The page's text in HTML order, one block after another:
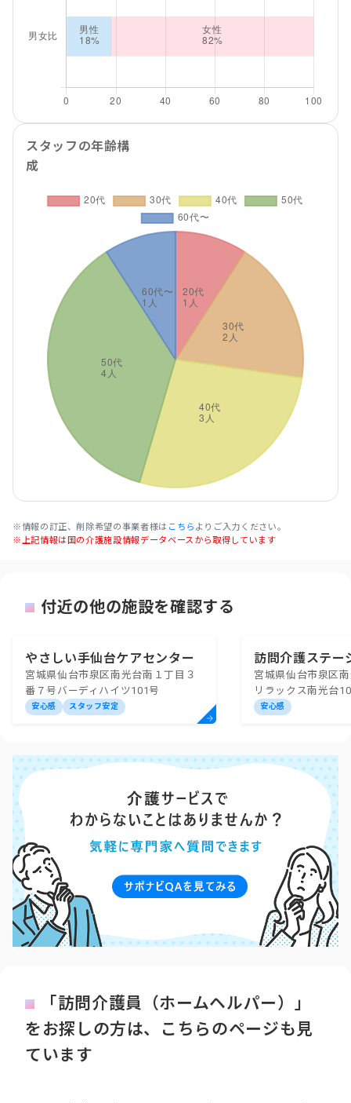
スタッフの年齢構
成
※情報の訂正、削除希望の事業者様は こちら よりご入力ください。
※上記情報は国の介護施設情報データベースから取得しています
付近の他の施設を確認する
やさしい手仙台ケアセンター
南光台
宮城県仙台市泉区南光台南１丁目３
番７号バーディハイツ101号
安心感 スタッフ安定
訪問介護ステ
ス・クルー南光
宮城県仙台市泉区
リラックス南光台
安心感
「訪問介護員（ホームヘルパー）」
をお探しの方は、こちらのページも見
ています